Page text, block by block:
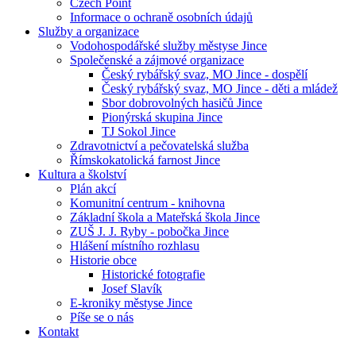
Czech Point
Informace o ochraně osobních údajů
Služby a organizace
Vodohospodářské služby městyse Jince
Společenské a zájmové organizace
Český rybářský svaz, MO Jince - dospělí
Český rybářský svaz, MO Jince - děti a mládež
Sbor dobrovolných hasičů Jince
Pionýrská skupina Jince
TJ Sokol Jince
Zdravotnictví a pečovatelská služba
Římskokatolická farnost Jince
Kultura a školství
Plán akcí
Komunitní centrum - knihovna
Základní škola a Mateřská škola Jince
ZUŠ J. J. Ryby - pobočka Jince
Hlášení místního rozhlasu
Historie obce
Historické fotografie
Josef Slavík
E-kroniky městyse Jince
Píše se o nás
Kontakt